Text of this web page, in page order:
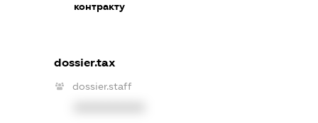
контракту
dossier.tax
dossier.staff